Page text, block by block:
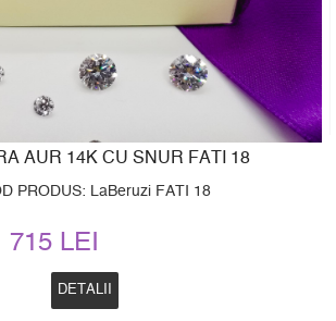
AUR 14K CU SNUR FATI 18
PRODUS: LaBeruzi FATI 18
715 LEI
DETALII